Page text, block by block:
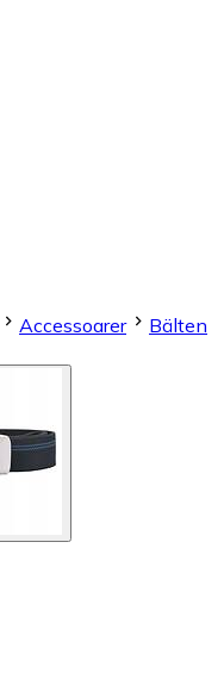
Accessoarer
Bälten